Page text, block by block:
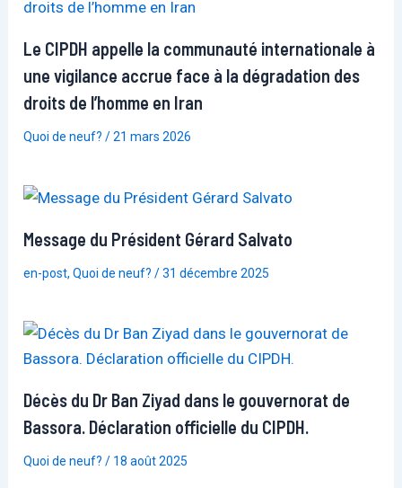
Le CIPDH appelle la communauté internationale à
une vigilance accrue face à la dégradation des
droits de l’homme en Iran
Quoi de neuf? /21 mars 2026
Message du Président Gérard Salvato
en-post,Quoi de neuf? /31 décembre 2025
Décès du Dr Ban Ziyad dans le gouvernorat de
Bassora. Déclaration officielle du CIPDH.
Quoi de neuf? / 18 août 2025